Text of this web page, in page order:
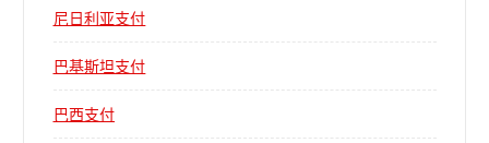
尼日利亚支付
巴基斯坦支付
巴西支付